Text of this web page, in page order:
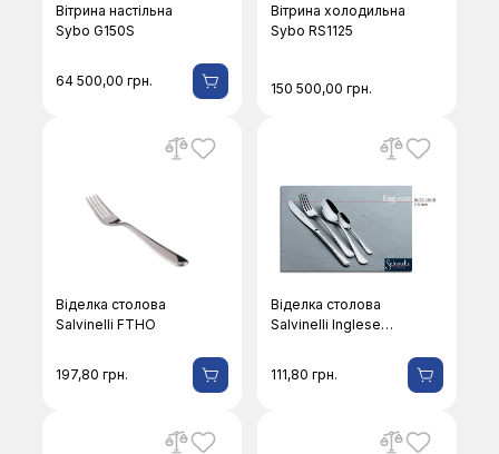
Вітрина настільна
Sybo G150S
64 500,00грн.
Вітрина холодильна
Sybo RS1125
150 500,00грн.
Віделка столова
Salvinelli FТНО
197,80грн.
Віделка столова
Salvinelli Inglese
111,80грн.